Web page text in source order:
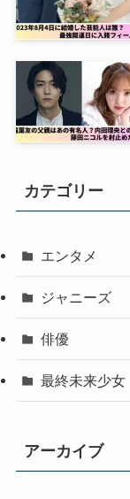
カテゴリー
エンタメ
ジャニーズ
俳優
最終未来少女
アーカイブ